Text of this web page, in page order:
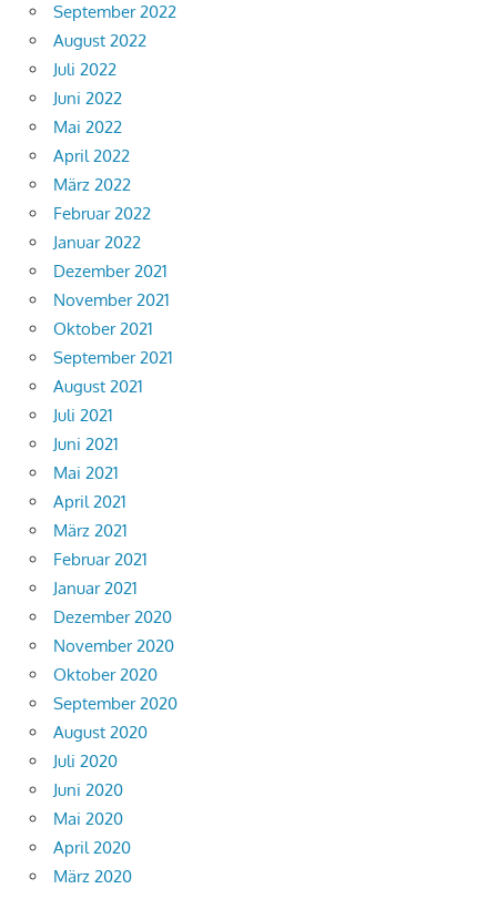
September 2022
August 2022
Juli 2022
Juni 2022
Mai 2022
April 2022
März 2022
Februar 2022
Januar 2022
Dezember 2021
November 2021
Oktober 2021
September 2021
August 2021
Juli 2021
Juni 2021
Mai 2021
April 2021
März 2021
Februar 2021
Januar 2021
Dezember 2020
November 2020
Oktober 2020
September 2020
August 2020
Juli 2020
Juni 2020
Mai 2020
April 2020
März 2020